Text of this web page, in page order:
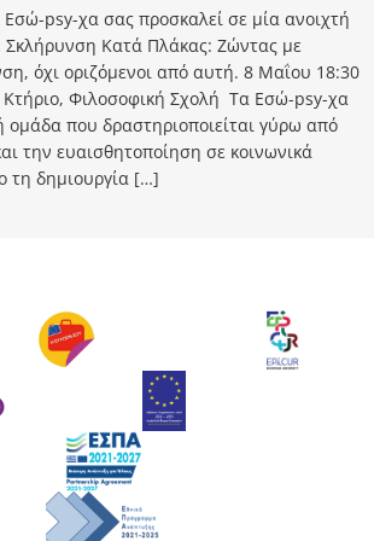
psy-χα σας προσκαλεί σε μία ανοιχτή
Κατά Πλάκας: Ζώντας με
όχι οριζόμενοι από αυτή. 8 Μαΐου 18:30
Φιλοσοφική Σχολή Τα Εσώ-psy-χα
ομάδα που δραστηριοποιείται γύρω από
την ευαισθητοποίηση σε κοινωνικά
τη δημιουργία […]